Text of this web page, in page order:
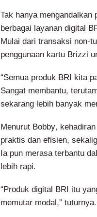
Tak hanya
berbagai layanan digital
Mulai dari transaksi non-
penggunaan kartu Brizzi
“Semua produk BRI kita
Sangat membantu,
sekarang lebih banyak
Menurut Bobby,
praktis dan efisien,
Ia pun merasa terbantu
lebih rapi.
“Produk digital BRI itu
memutar modal,” tuturnya.